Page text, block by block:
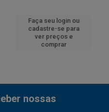
Faça seu login ou
cadastre-se para
ver preços e
comprar
nossas